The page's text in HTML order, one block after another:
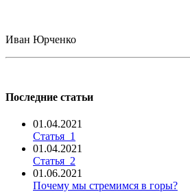
Иван Юрченко
Последние статьи
01.04.2021
Статья_1
01.04.2021
Статья_2
01.06.2021
Почему мы стремимся в горы?